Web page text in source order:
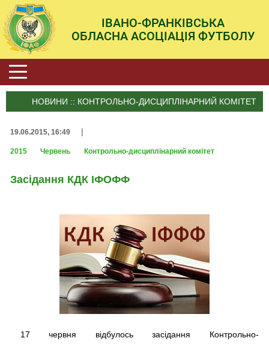
ІВАНО-ФРАНКІВСЬКА
ОБЛАСНА АСОЦІАЦІЯ ФУТБОЛУ
НОВИНИ :: КОНТРОЛЬНО-ДИСЦИПЛІНАРНИЙ КОМІТЕТ
19.06.2015, 16:49 |
2015 Червень Контрольно-дисциплінарний комітет
Засідання КДК ІФОФФ
17 червня відбулось засідання Контрольно-